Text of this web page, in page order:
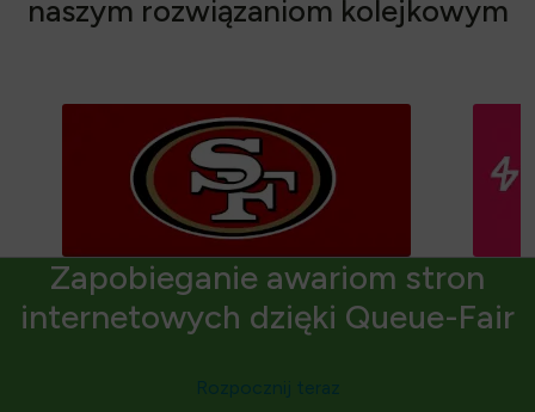
naszym rozwiązaniom kolejkowym
Zapobieganie awariom stron
internetowych dzięki Queue-Fair